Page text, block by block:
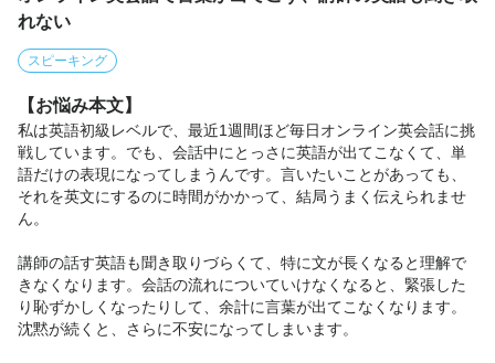
れない
スピーキング
【お悩み本文】
私は英語初級レベルで、最近1週間ほど毎日オンライン英会話に挑
戦しています。でも、会話中にとっさに英語が出てこなくて、単
語だけの表現になってしまうんです。言いたいことがあっても、
それを英文にするのに時間がかかって、結局うまく伝えられませ
ん。
講師の話す英語も聞き取りづらくて、特に文が長くなると理解で
きなくなります。会話の流れについていけなくなると、緊張した
り恥ずかしくなったりして、余計に言葉が出てこなくなります。
沈黙が続くと、さらに不安になってしまいます。